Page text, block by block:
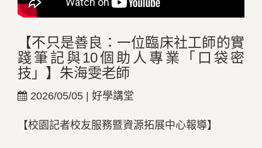
【不只是善良：一位臨床社工師的實
踐筆記與10個助人專業「口袋密
技」】朱海雯老師
2026/05/05 | 好學講堂
【校園記者校友服務暨資源拓展中心報導】